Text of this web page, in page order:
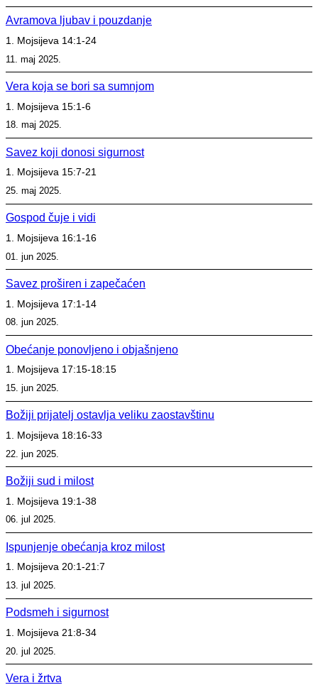
Avramova ljubav i pouzdanje
1. Mojsijeva 14:1-24
11. maj 2025.
Vera koja se bori sa sumnjom
1. Mojsijeva 15:1-6
18. maj 2025.
Savez koji donosi sigurnost
1. Mojsijeva 15:7-21
25. maj 2025.
Gospod čuje i vidi
1. Mojsijeva 16:1-16
01. jun 2025.
Savez proširen i zapečaćen
1. Mojsijeva 17:1-14
08. jun 2025.
Obećanje ponovljeno i objašnjeno
1. Mojsijeva 17:15-18:15
15. jun 2025.
Božiji prijatelj ostavlja veliku zaostavštinu
1. Mojsijeva 18:16-33
22. jun 2025.
Božiji sud i milost
1. Mojsijeva 19:1-38
06. jul 2025.
Ispunjenje obećanja kroz milost
1. Mojsijeva 20:1-21:7
13. jul 2025.
Podsmeh i sigurnost
1. Mojsijeva 21:8-34
20. jul 2025.
Vera i žrtva